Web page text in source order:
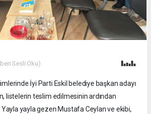
Sesli Oku)
İyi Parti Eskil belediye başkan adayı
listelerin teslim edilmesinin ardından
yayla gezen Mustafa Ceylan ve ekibi,